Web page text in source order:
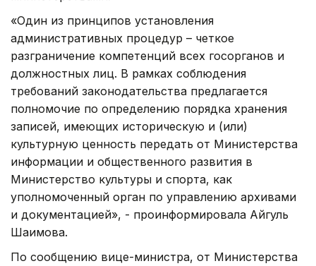
«Один из принципов установления
административных процедур – четкое
разграничение компетенций всех госорганов и
должностных лиц. В рамках соблюдения
требований законодательства предлагается
полномочие по определению порядка хранения
записей, имеющих историческую и (или)
культурную ценность передать от Министерства
информации и общественного развития в
Министерство культуры и спорта, как
уполномоченный орган по управлению архивами
и документацией», - проинформировала Айгуль
Шаимова.
По сообщению вице-министра, от Министерства